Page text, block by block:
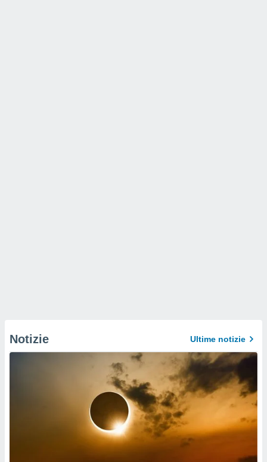
Notizie Ultime notizie